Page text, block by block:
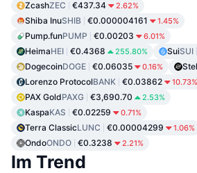
ZcashZEC €437.34 2.62%
Shiba InuSHIB €0.000004161 1.45%
Pump.funPUMP €0.00203 6.01%
HeimaHEI €0.4368 255.80% SuiSUI
DogecoinDOGE €0.06035 0.16%
Lorenzo ProtocolBANK €0.03862 10.73%
PAX GoldPAXG €3,690.70 2.53%
KaspaKAS €0.02259 0.71%
Terra ClassicLUNC €0.00004299 1.06%
OndoONDO €0.3238 2.21%
Im Trend